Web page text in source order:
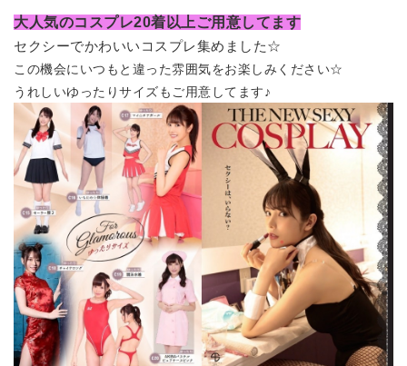
大人気のコスプレ20着以上ご用意してます
セクシーでかわいいコスプレ集めました☆
この機会にいつもと違った雰囲気をお楽しみください☆
うれしいゆったりサイズもご用意してます♪